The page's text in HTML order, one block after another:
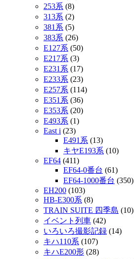
253系 (8)
313系 (2)
381系 (5)
383系 (26)
E127系 (50)
E217系 (3)
E231系 (17)
E233系 (23)
E257系 (114)
E351系 (36)
E353系 (20)
E493系 (1)
East i (23)
E491系 (13)
キヤE193系 (10)
EF64 (411)
EF64-0番台 (61)
EF64-1000番台 (350)
EH200 (103)
HB-E300系 (8)
TRAIN SUITE 四季島 (10)
イベント列車 (42)
いろいろ撮影記録 (14)
キハ110系 (107)
キハE200形 (28)